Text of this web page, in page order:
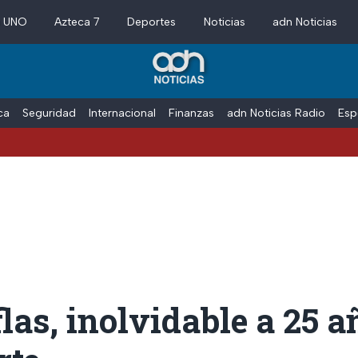
Azteca 7 Deportes Noticias adn Noticias
Seguridad Internacional Finanzas adn Noticias Radio
inolvidable a 25